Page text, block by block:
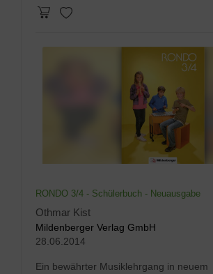
RONDO 3/4 - Schülerbuch - Neuausgabe
Othmar Kist
Mildenberger Verlag GmbH
28.06.2014
Ein bewährter Musiklehrgang in neuem